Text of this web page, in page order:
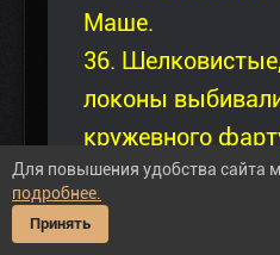
Маше.
36.
локоны
кружевного
37. Сыновья
стали с ним
Для повышения удобства сайта
подробнее.
Принять